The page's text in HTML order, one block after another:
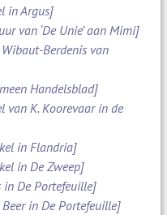
in Argus]
van ‘De Unie’ aan Mimi]
Berdenis van
Handelsblad]
van K. Koorevaar in de
in Flandria]
in De Zweep]
in De Portefeuille]
in De Portefeuille]